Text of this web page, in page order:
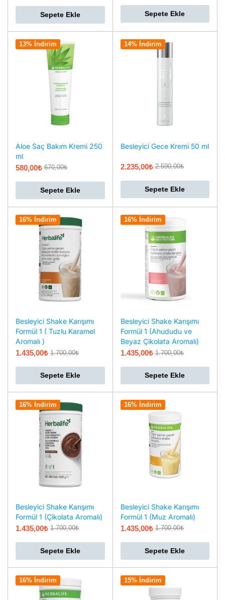
Sepete Ekle Sepete Ekle
13% İndirim
Aloe Saç Bakım Kremi 250
ml
670,00₺
580,00₺
Sepete Ekle
14% İndirim
Besleyici Gece Kremi 50 ml
2.590,00₺
2.235,00₺
Sepete Ekle
16% İndirim
Besleyici Shake Karışımı
Formül 1 ( Tuzlu Karamel
Aromalı )
1.700,00₺
1.435,00₺
Sepete Ekle
16% İndirim
Besleyici Shake Karışımı
Formül 1 (Ahududu ve
Beyaz Çikolata Aromalı)
1.700,00₺
1.435,00₺
Sepete Ekle
16% İndirim
Besleyici Shake Karışımı
Formül 1 (Çikolata Aromalı)
1.700,00₺
1.435,00₺
Sepete Ekle
16% İndirim
Besleyici Shake Karışımı
Formül 1 (Muz Aromalı)
1.700,00₺
1.435,00₺
Sepete Ekle
16% İndirim 15% İndirim